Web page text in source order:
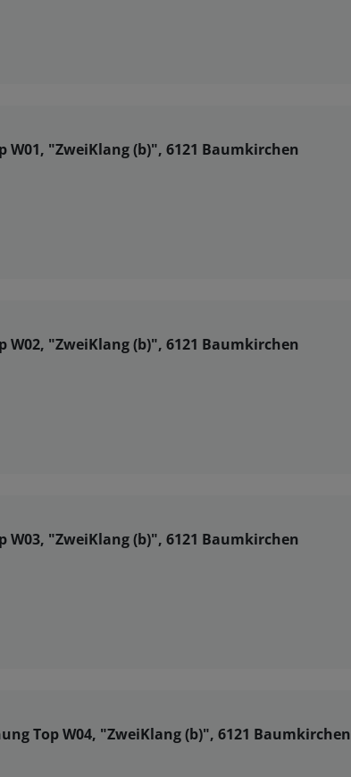
W01, "ZweiKlang (b)", 6121 Baumkirchen
W02, "ZweiKlang (b)", 6121 Baumkirchen
W03, "ZweiKlang (b)", 6121 Baumkirchen
Top W04, "ZweiKlang (b)", 6121 Baumkirchen